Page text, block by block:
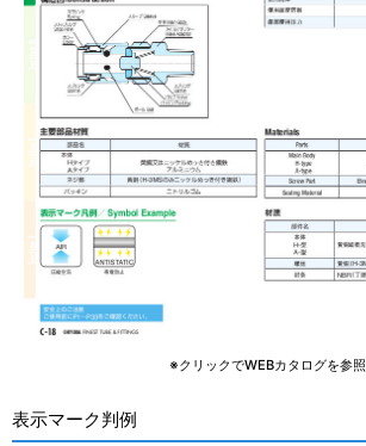
※クリックでWEBカタログを参照
表示マーク判例